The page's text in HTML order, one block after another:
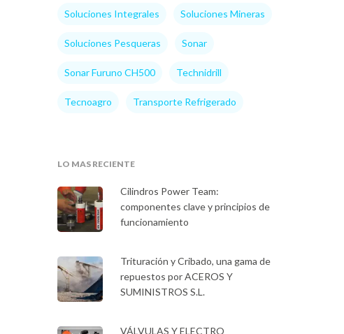
Soluciones Integrales Soluciones Mineras
Soluciones Pesqueras Sonar
Sonar Furuno CH500 Technidrill
Tecnoagro Transporte Refrigerado
LO MAS RECIENTE
Cilindros Power Team:
componentes clave y principios de
funcionamiento
Trituración y Cribado, una gama de
repuestos por ACEROS Y
SUMINISTROS S.L.
VÁLVULAS Y ELECTRO